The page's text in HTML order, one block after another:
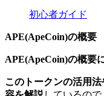
初心者ガイド
APE(ApeCoin)の概要
APE(ApeCoin)の概要
このトークンの活用